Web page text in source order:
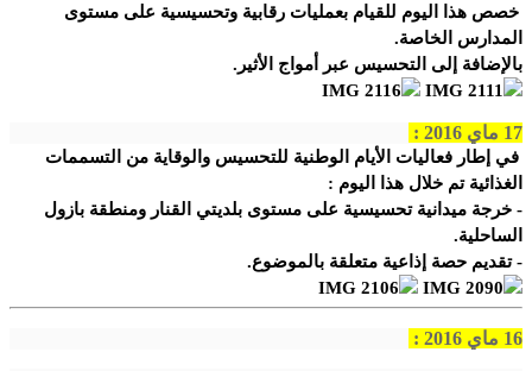
خصص هذا اليوم للقيام بعمليات رقابية وتحسيسية على مستوى
المدارس الخاصة.
بالإضافة إلى التحسيس عبر أمواج الأثير.
17 ماي 2016 :
في إطار فعاليات الأيام الوطنية للتحسيس والوقاية من التسممات
الغذائية تم خلال هذا اليوم :
- خرجة ميدانية تحسيسية على مستوى بلديتي القنار ومنطقة بازول
الساحلية.
- تقديم حصة إذاعية متعلقة بالموضوع.
16 ماي 2016 :